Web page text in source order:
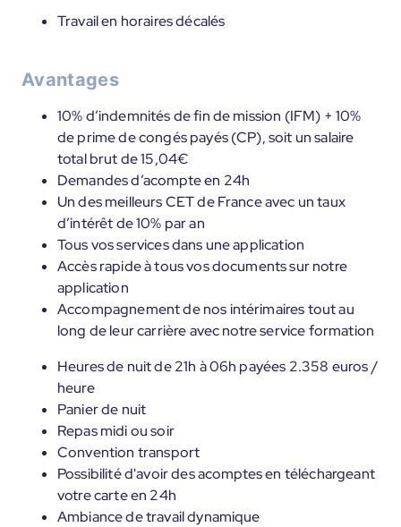
Travail en horaires décalés
Avantages
10% d’indemnités de fin de mission (IFM) + 10%
de prime de congés payés (CP), soit un salaire
total brut de 15,04€
Demandes d’acompte en 24h
Un des meilleurs CET de France avec un taux
d’intérêt de 10% par an
Tous vos services dans une application
Accès rapide à tous vos documents sur notre
application
Accompagnement de nos intérimaires tout au
long de leur carrière avec notre service formation
Heures de nuit de 21h à 06h payées 2.358 euros /
heure
Panier de nuit
Repas midi ou soir
Convention transport
Possibilité d'avoir des acomptes en téléchargeant
votre carte en 24h
Ambiance de travail dynamique